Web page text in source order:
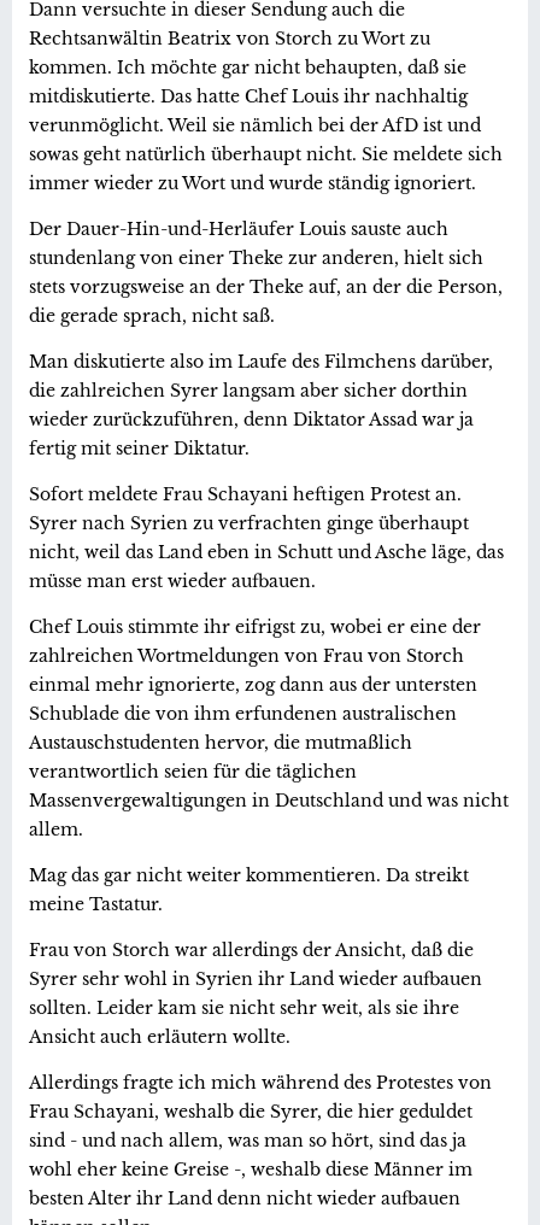
Dann versuchte in dieser Sendung auch die
Rechtsanwältin Beatrix von Storch zu Wort zu
kommen. Ich möchte gar nicht behaupten, daß sie
mitdiskutierte. Das hatte Chef Louis ihr nachhaltig
verunmöglicht. Weil sie nämlich bei der AfD ist und
sowas geht natürlich überhaupt nicht. Sie meldete sich
immer wieder zu Wort und wurde ständig ignoriert.
Der Dauer-Hin-und-Herläufer Louis sauste auch
stundenlang von einer Theke zur anderen, hielt sich
stets vorzugsweise an der Theke auf, an der die Person,
die gerade sprach, nicht saß.
Man diskutierte also im Laufe des Filmchens darüber,
die zahlreichen Syrer langsam aber sicher dorthin
wieder zurückzuführen, denn Diktator Assad war ja
fertig mit seiner Diktatur.
Sofort meldete Frau Schayani heftigen Protest an.
Syrer nach Syrien zu verfrachten ginge überhaupt
nicht, weil das Land eben in Schutt und Asche läge, das
müsse man erst wieder aufbauen.
Chef Louis stimmte ihr eifrigst zu, wobei er eine der
zahlreichen Wortmeldungen von Frau von Storch
einmal mehr ignorierte, zog dann aus der untersten
Schublade die von ihm erfundenen australischen
Austauschstudenten hervor, die mutmaßlich
verantwortlich seien für die täglichen
Massenvergewaltigungen in Deutschland und was nicht
allem.
Mag das gar nicht weiter kommentieren. Da streikt
meine Tastatur.
Frau von Storch war allerdings der Ansicht, daß die
Syrer sehr wohl in Syrien ihr Land wieder aufbauen
sollten. Leider kam sie nicht sehr weit, als sie ihre
Ansicht auch erläutern wollte.
Allerdings fragte ich mich während des Protestes von
Frau Schayani, weshalb die Syrer, die hier geduldet
sind - und nach allem, was man so hört, sind das ja
wohl eher keine Greise -, weshalb diese Männer im
besten Alter ihr Land denn nicht wieder aufbauen